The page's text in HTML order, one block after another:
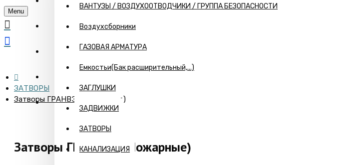
ВАНТУЗЫ / ВОЗДУХООТВОДЧИКИ / ГРУППА БЕЗОПАСНОСТИ
Воздухсборники
ГАЗОВАЯ АРМАТУРА
Емкостьи(Бак расширительный,...)
ЗАГЛУШКИ
ЗАДВИЖКИ
ЗАТВОРЫ
КАНАЛИЗАЦИЯ
О КОМПАНИИ
ИНФОРМАЦИЯ
КОНТАКТЫ
Menu
ЗАТВОРЫ
Затворы ГРАНВЭЛ (Пожарные)
Затворы ГРАНВЭЛ (Пожарные)